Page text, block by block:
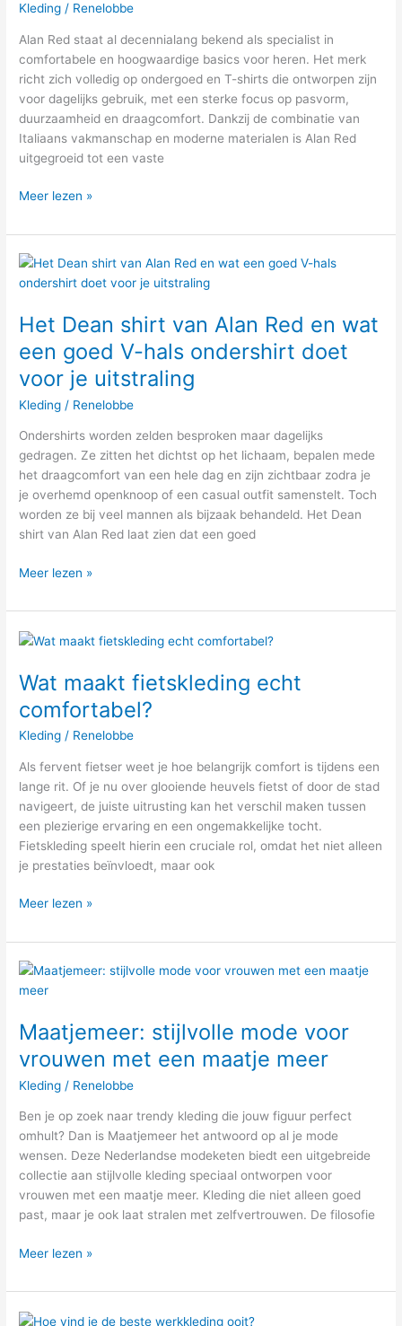
Kleding / Renelobbe
Alan Red staat al decennialang bekend als specialist in
comfortabele en hoogwaardige basics voor heren. Het merk
richt zich volledig op ondergoed en T-shirts die ontworpen zijn
voor dagelijks gebruik, met een sterke focus op pasvorm,
duurzaamheid en draagcomfort. Dankzij de combinatie van
Italiaans vakmanschap en moderne materialen is Alan Red
uitgegroeid tot een vaste
tijdloos
Meer lezen »
Het Dean shirt van Alan Red en wat
een goed V-hals ondershirt doet
voor je uitstraling
Kleding / Renelobbe
Ondershirts worden zelden besproken maar dagelijks
gedragen. Ze zitten het dichtst op het lichaam, bepalen mede
het draagcomfort van een hele dag en zijn zichtbaar zodra je
je overhemd openknoop of een casual outfit samenstelt. Toch
worden ze bij veel mannen als bijzaak behandeld. Het Dean
shirt van Alan Red laat zien dat een goed
Het
Dean
van
Red
en
wat
goed
V-
hals
ondershirt
doet
voor
uitstraling
Meer lezen »
Wat maakt fietskleding echt
comfortabel?
Kleding / Renelobbe
Als fervent fietser weet je hoe belangrijk comfort is tijdens een
lange rit. Of je nu over glooiende heuvels fietst of door de stad
navigeert, de juiste uitrusting kan het verschil maken tussen
een plezierige ervaring en een ongemakkelijke tocht.
Fietskleding speelt hierin een cruciale rol, omdat het niet alleen
je prestaties beïnvloedt, maar ook
Wat
fietskleding
comfortabel?
Meer lezen »
Maatjemeer: stijlvolle mode voor
vrouwen met een maatje meer
Kleding / Renelobbe
Ben je op zoek naar trendy kleding die jouw figuur perfect
omhult? Dan is Maatjemeer het antwoord op al je mode
wensen. Deze Nederlandse modeketen biedt een uitgebreide
collectie aan stijlvolle kleding speciaal ontworpen voor
vrouwen met een maatje meer. Kleding die niet alleen goed
past, maar je ook laat stralen met zelfvertrouwen. De filosofie
Maatjemeer:
stijlvolle
voor
vrouwen
met
een
maatje
meer
Meer lezen »
Hoe